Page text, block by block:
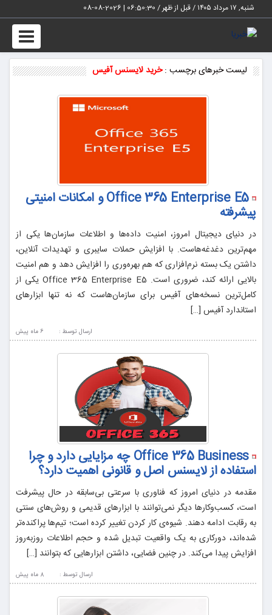
شنبه, ۱۷ مرداد ۱۴۰۵ / قبل از ظهر / 06:50:31
|
2026-08-08
Toggle
لیست خبرهای برچسب :خرید لایسنس آفیس
Office 365 Enterprise E5 و امکانات امنیتی
پیشرفته
در دنیای دیجیتال امروز، امنیت داده‌ها و اطلاعات سازمان‌ها یکی از
مهم‌ترین دغدغه‌هاست. با افزایش حملات سایبری و تهدیدات آنلاین،
داشتن یک بسته نرم‌افزاری که هم بهره‌وری را افزایش دهد و هم امنیت
بالایی ارائه کند، ضروری است. Office 365 Enterprise E5 یکی از
کامل‌ترین نسخه‌های آفیس برای سازمان‌هاست که نه تنها ابزارهای
استاندارد آفیس […]
6 ماه پيش ارسال توسط :
Office 365 Business چه مزایایی دارد و چرا
استفاده از لایسنس اصل و قانونی اهمیت دارد؟
مقدمه در دنیای امروز که فناوری با سرعتی بی‌سابقه در حال پیشرفت
است، کسب‌وکارها دیگر نمی‌توانند با ابزارهای قدیمی و روش‌های سنتی
به رقابت ادامه دهند. شیوه‌ی کار کردن تغییر کرده است؛ تیم‌ها پراکنده‌تر
شده‌اند، دورکاری به یک واقعیت تبدیل شده و حجم اطلاعات روزبه‌روز
افزایش پیدا می‌کند. در چنین فضایی، داشتن ابزارهایی که بتوانند […]
8 ماه پيش ارسال توسط :